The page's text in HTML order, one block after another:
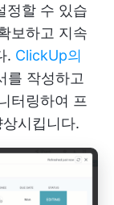
정할 수 있습
보하고 지속
. ClickUp의
를 작성하고
터링하여 프
시킵니다.